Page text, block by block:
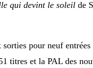
qui devint le soleil de
sorties pour neuf
titres et la PAL des